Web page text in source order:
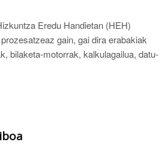
Eredu Handietan (HEH)
gain, gai dira erabakiak
bilaketa-motorrak, kalkulagailua, datu-